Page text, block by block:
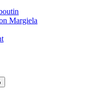
Margiela